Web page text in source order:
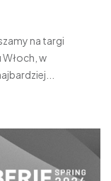
na targi
w